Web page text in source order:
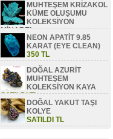
MUHTEŞEM KRİZAKOL
KÜME OLUŞUMU
KOLEKSİYON
MİNAREL
SATILDI TLNEON APATİT 9.85
KARAT (EYE CLEAN)
350 TL
DOĞAL AZURİT
MUHTEŞEM
KOLEKSİYON KAYA
SATILDI TL
DOĞAL YAKUT TAŞI
KOLYE
SATILDI TL